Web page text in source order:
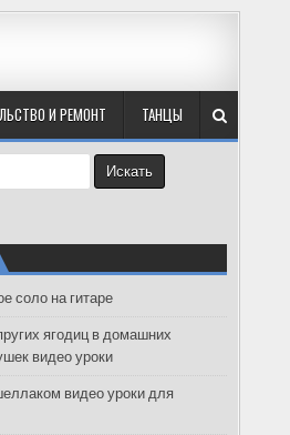
И РЕМОНТ ТАНЦЫ
соло на гитаре
ягодиц в домашних
видео уроки
видео уроки для